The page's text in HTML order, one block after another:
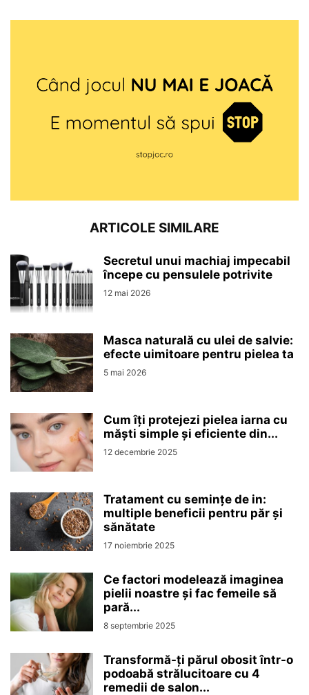
ARTICOLE SIMILARE
Secretul unui machiaj impecabil
începe cu pensulele potrivite
12 mai 2026
Masca naturală cu ulei de salvie:
efecte uimitoare pentru pielea ta
5 mai 2026
Cum îți protejezi pielea iarna cu
măști simple și eficiente din...
12 decembrie 2025
Tratament cu semințe de in:
multiple beneficii pentru păr și
sănătate
17 noiembrie 2025
Ce factori modelează imaginea
pielii noastre și fac femeile să
pară...
8 septembrie 2025
Transformă-ți părul obosit într-o
podoabă strălucitoare cu 4
remedii de salon...